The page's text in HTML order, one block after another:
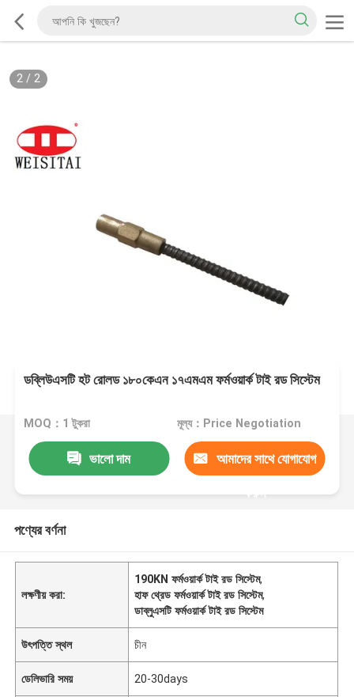
2/ 2
ডব্লিউএসটি হট রোলড ১৮০কেএন ১৭এমএম ফর্মওয়ার্ক টাই রড সিস্টেম
MOQ：1 টুকরা মূল্য：Price Negotiation
ভালো দাম আমাদের সাথে যোগাযোগ
করুন
পণ্যের বর্ণনা
লক্ষণীয় করা:
190KN ফর্মওয়ার্ক টাই রড সিস্টেম,
হাফ থ্রেড ফর্মওয়ার্ক টাই রড সিস্টেম,
ডাব্লুএসটি ফর্মওয়ার্ক টাই রড সিস্টেম
উৎপত্তি স্থল চীন
ডেলিভারি সময় 20-30days